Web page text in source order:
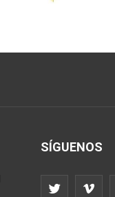
SÍGUENOS